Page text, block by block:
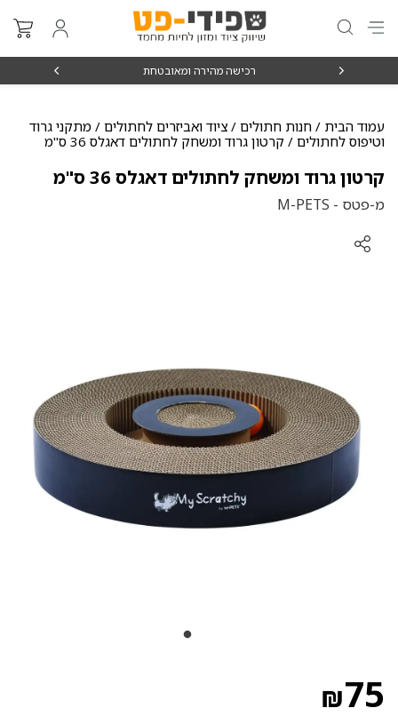
רכישה מהירה ומאובטחת
עמוד הבית / חנות חתולים / ציוד ואביזרים לחתולים / מתקני גרוד
וטיפוס לחתולים / קרטון גרוד ומשחק לחתולים דאגלס 36 ס"מ
קרטון גרוד ומשחק לחתולים דאגלס 36 ס"מ
מ-פטס - M-PETS
₪75